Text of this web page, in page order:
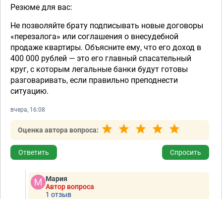
Резюме для вас:
Не позволяйте брату подписывать новые договоры
«перезалога» или соглашения о внесудебной
продаже квартиры. Объясните ему, что его доход в
400 000 рублей — это его главный спасательный
круг, с которым легальные банки будут готовы
разговаривать, если правильно преподнести
ситуацию.
вчера, 16:08
Оценка автора вопроса:
Ответить Спросить
Мария
Автор вопроса
1 отзыв